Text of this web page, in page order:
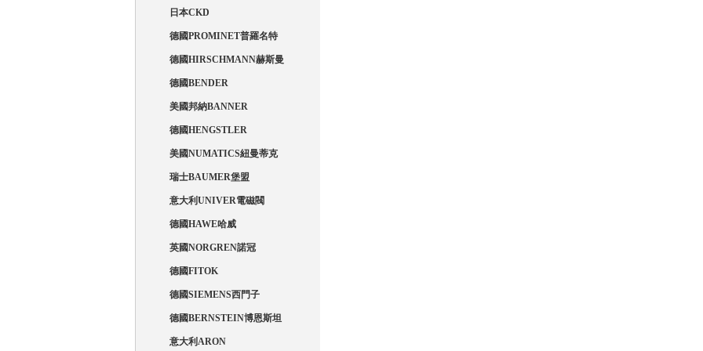
日本CKD
德國PROMINET普羅名特
德國HIRSCHMANN赫斯曼
德國BENDER
美國邦納BANNER
德國HENGSTLER
美國NUMATICS紐曼蒂克
瑞士BAUMER堡盟
意大利UNIVER電磁閥
德國HAWE哈威
英國NORGREN諾冠
德國FITOK
德國SIEMENS西門子
德國BERNSTEIN博恩斯坦
意大利ARON